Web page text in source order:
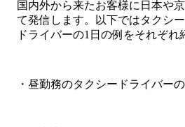
国内外から来たお客様に日本や
て発信します。以下ではタクシ
ドライバーの1日の例をそれぞれ
・昼勤務のタクシードライバー